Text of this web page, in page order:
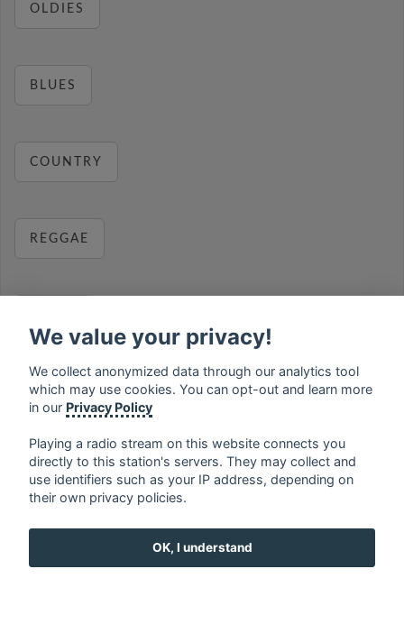
OLDIES
BLUES
COUNTRY
REGGAE
MUSIC
français ⋅ english ⋅ deutsch
ελληνικά
⋅ norsk ⋅ suomi
We value your privacy!
We collect anonymized data through our analytics tool
which may use cookies. You can opt-out and learn more
in our Privacy Policy
Playing a radio stream on this website connects you
directly to this station's servers. They may collect and
use identifiers such as your IP address, depending on
their own privacy policies.
OK, I understand